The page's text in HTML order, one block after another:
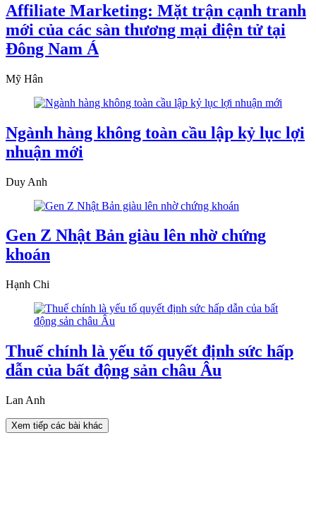
Affiliate Marketing: Mặt trận cạnh tranh
mới của các sàn thương mại điện tử tại
Đông Nam Á
Mỹ Hân
Ngành hàng không toàn cầu lập kỷ lục lợi
nhuận mới
Duy Anh
Gen Z Nhật Bản giàu lên nhờ chứng
khoán
Hạnh Chi
Thuế chính là yếu tố quyết định sức hấp
dẫn của bất động sản châu Âu
Lan Anh
Xem tiếp các bài khác